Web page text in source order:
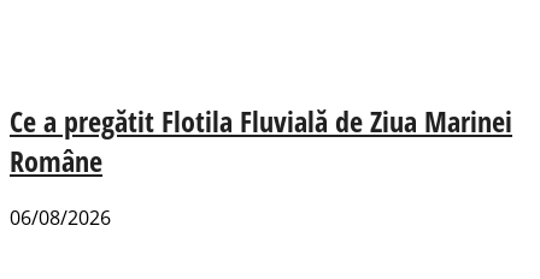
Ce a pregătit Flotila Fluvială de Ziua Marinei
Române
06/08/2026